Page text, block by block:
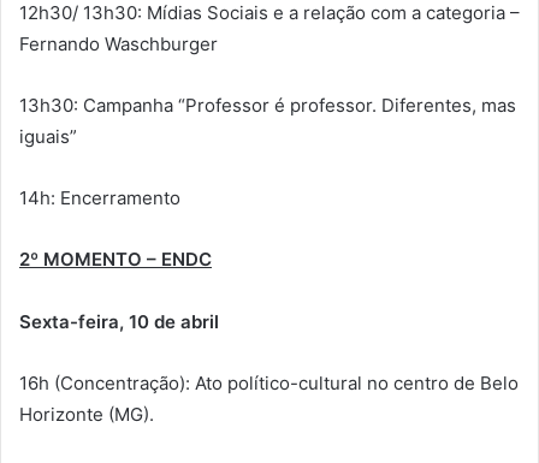
12h30/ 13h30: Mídias Sociais e a relação com a categoria –
Fernando Waschburger
13h30: Campanha “Professor é professor. Diferentes, mas
iguais”
14h: Encerramento
2º MOMENTO – ENDC
Sexta-feira, 10 de abril
16h (Concentração): Ato político-cultural no centro de Belo
Horizonte (MG).